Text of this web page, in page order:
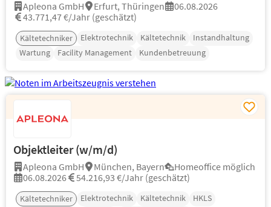
Apleona GmbH Erfurt, Thüringen
06.08.2026
43.771,47 €/Jahr (geschätzt)
Kältetechniker Elektrotechnik Kältetechnik
Instandhaltung
Wartung
Facility Management Kundenbetreuung
Objektleiter (w/m/d)
Apleona GmbH München, Bayern
Homeoffice möglich
06.08.2026
54.216,93 €/Jahr (geschätzt)
Kältetechniker Elektrotechnik Kältetechnik
HKLS